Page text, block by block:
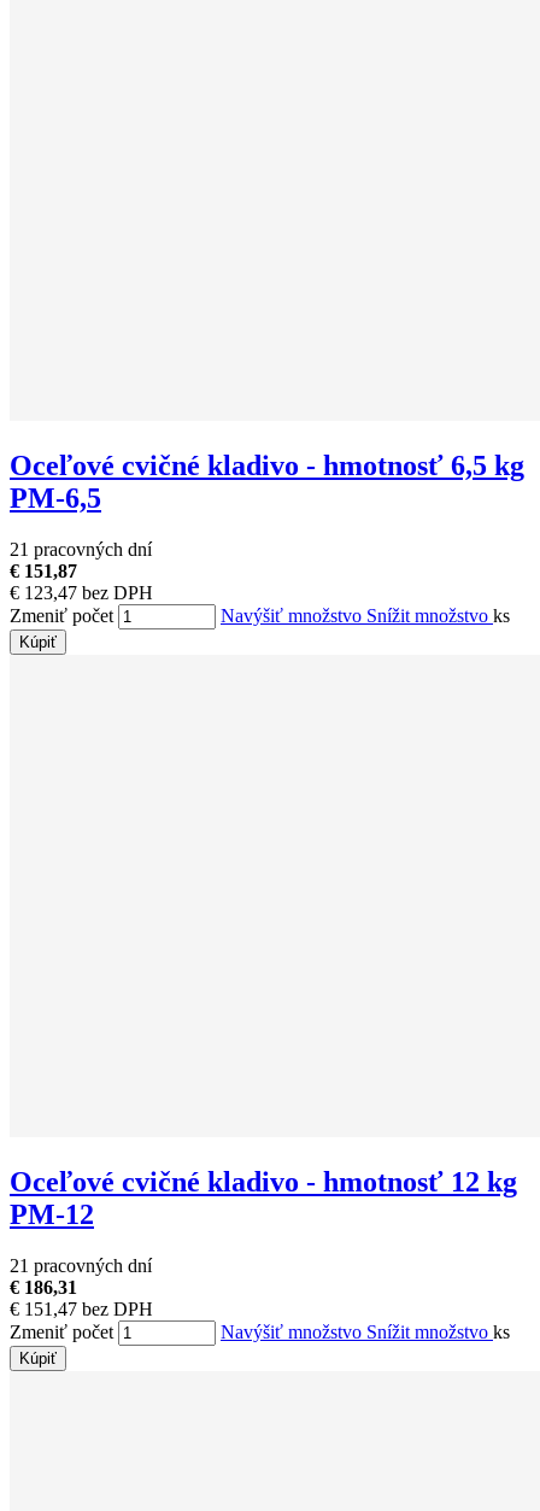
Oceľové cvičné kladivo - hmotnosť 6,5 kg
PM-6,5
21 pracovných dní
€ 151,87
€ 123,47 bez DPH
Zmeniť počet
Navýšiť množstvo Snížit množstvo ks
Kúpiť
Oceľové cvičné kladivo - hmotnosť 12 kg
PM-12
21 pracovných dní
€ 186,31
€ 151,47 bez DPH
Zmeniť počet
Navýšiť množstvo Snížit množstvo ks
Kúpiť